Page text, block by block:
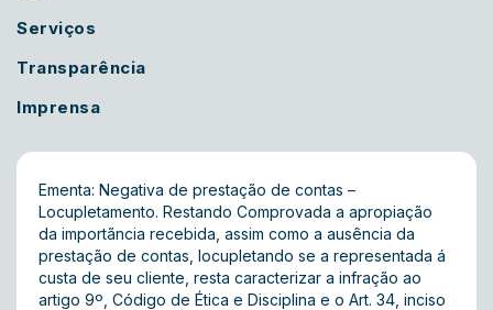
Serviços
Transparência
Imprensa
Ementa: Negativa de prestação de contas –
Locupletamento. Restando Comprovada a apropiação
da importãncia recebida, assim como a ausência da
prestação de contas, locupletando se a representada á
custa de seu cliente, resta caracterizar a infração ao
artigo 9º, Código de Ética e Disciplina e o Art. 34, inciso